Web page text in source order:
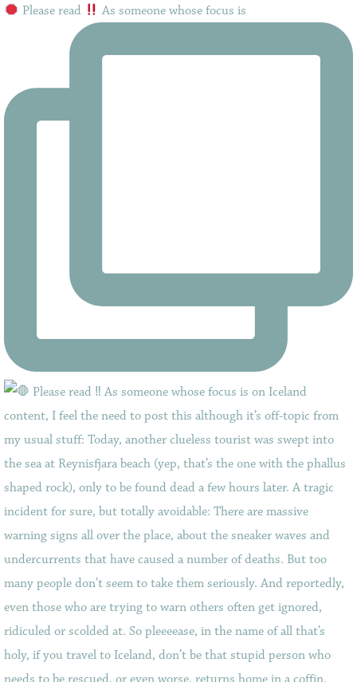
Please read As someone whose focus is